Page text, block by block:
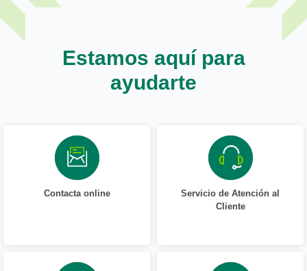
Estamos aquí para
ayudarte
Contacta online
Servicio de Atención al
Cliente